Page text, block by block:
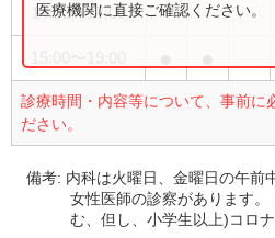
14:00〜17:00
診療時間・内容等について、事前に
ださい。
医療機関に直接ご確認ください。
備考: 内科は火曜日、金曜日の午前
女性医師の診察があります
む、但し、小学生以上)コロ